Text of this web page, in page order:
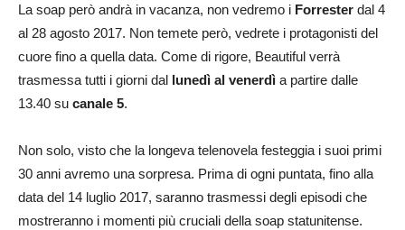
La soap però andrà in vacanza, non vedremo i Forrester dal 4
al 28 agosto 2017. Non temete però, vedrete i protagonisti del
cuore fino a quella data. Come di rigore, Beautiful verrà
trasmessa tutti i giorni dal lunedì al venerdì a partire dalle
13.40 su canale 5.
Non solo, visto che la longeva telenovela festeggia i suoi primi
30 anni avremo una sorpresa. Prima di ogni puntata, fino alla
data del 14 luglio 2017, saranno trasmessi degli episodi che
mostreranno i momenti più cruciali della soap statunitense.